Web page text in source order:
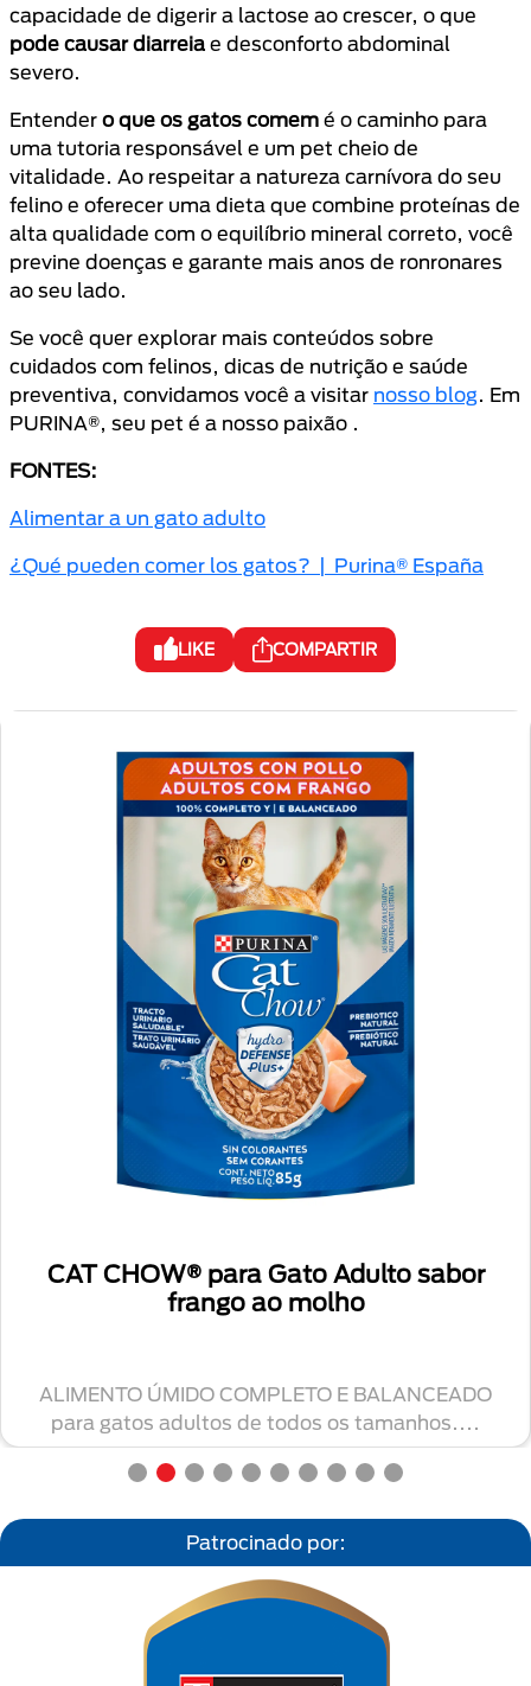
capacidade de digerir a lactose ao crescer, o que
pode causar diarreia e desconforto abdominal
severo.
Entender o que os gatos comem é o caminho para
uma tutoria responsável e um pet cheio de
vitalidade. Ao respeitar a natureza carnívora do seu
felino e oferecer uma dieta que combine proteínas de
alta qualidade com o equilíbrio mineral correto, você
previne doenças e garante mais anos de ronronares
ao seu lado.
Se você quer explorar mais conteúdos sobre
cuidados com felinos, dicas de nutrição e saúde
preventiva, convidamos você a visitar nosso blog. Em
PURINA®, seu pet é a nosso paixão .
FONTES:
Alimentar a un gato adulto
¿Qué pueden comer los gatos? | Purina® España
LIKE COMPARTIR
CAT CHOW® para Gato Adulto sabor
frango ao molho
ALIMENTO ÚMIDO COMPLETO E BALANCEADO
para gatos adultos de todos os tamanhos....
Patrocinado por: